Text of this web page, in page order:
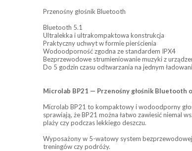
Przenośny głośnik Bluetooth
Bluetooth 5.1
Ultralekka i ultrakompaktowa konstrukcja
Praktyczny uchwyt w formie pierścienia
Wodoodporność zgodna ze standardem IPX4
Bezprzewodowe strumieniowanie muzyki z
Do 5 godzin czasu odtwarzania na jednym
Microlab BP21 — Przenośny głośnik Bluetooth
Microlab BP21 to kompaktowy i wodoodporny
sprawiają, że BP21 można łatwo zawiesić niemal
plaży czy podczas lekkiego deszczu.
Wyposażony w 5-watowy system
treningów czy podróży.